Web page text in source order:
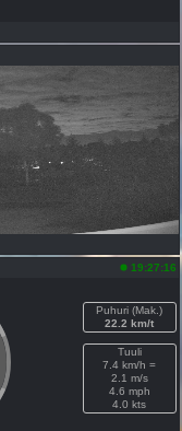
19:27:16
Puhuri (Mak.)
22.2 km/t
Tuuli
7.4 km/h =
2.1 m/s
4.6 mph
4.0 kts